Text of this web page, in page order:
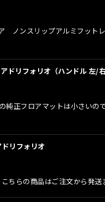
ノンスリップアルミフット
リフォリオ（ハンドル 左/右
フロアマットは小さいの
リフォリオ
らの商品はご注文から発送